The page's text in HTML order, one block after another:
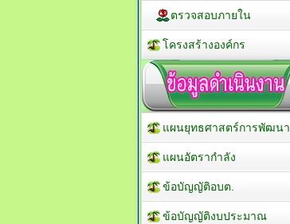
ตรวจสอบภายใน
โครงสร้างองค์กร
แผนยุทธศาสตร์การพัฒนา
แผนอัตรากำลัง
ข้อบัญญัติอบต.
ข้อบัญญัติงบประมาณ